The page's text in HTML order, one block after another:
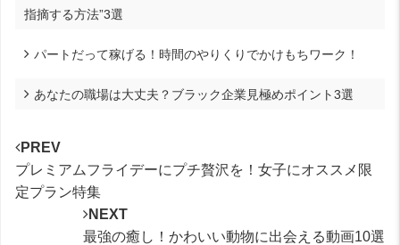
指摘する方法”3選
パートだって稼げる！時間のやりくりでかけもちワーク！
あなたの職場は大丈夫？ブラック企業見極めポイント3選
PREV
プレミアムフライデーにプチ贅沢を！女子にオススメ限
定プラン特集
NEXT
最強の癒し！かわいい動物に出会える動画10選